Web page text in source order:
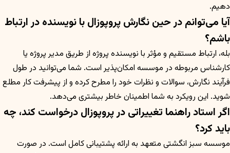
دهیم.
آیا می‌توانم در حین نگارش پروپوزال با نویسنده در ارتباط
باشم؟
بله، ارتباط مستقیم و مؤثر با نویسنده پروژه از طریق مدیر پروژه یا
کارشناس مربوطه در موسسه امکان‌پذیر است. شما می‌توانید در طول
فرآیند نگارش، سوالات و نظرات خود را مطرح کرده و از پیشرفت کار مطلع
شوید. این رویکرد به شما اطمینان خاطر بیشتری می‌دهد.
اگر استاد راهنما تغییراتی در پروپوزال درخواست کند، چه
باید کرد؟
موسسه سبز انگشتی متعهد به ارائه پشتیبانی کامل است. در صورت